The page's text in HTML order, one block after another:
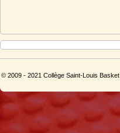
© 2009 - 2021 Collège Saint-Louis Basket